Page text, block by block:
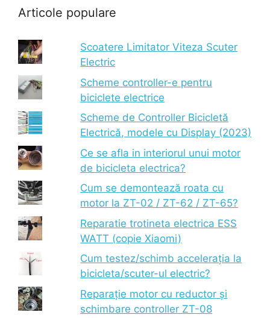
Articole populare
Scoatere Limitator Viteza Scuter
Electric
Scheme controller-e pentru
biciclete electrice
Scheme de Controller Bicicletă
Electrică, modele cu Display (2023)
Ce se afla in interiorul unui motor
de bicicleta electrica?
Cum se demontează roata cu
motor la ZT-02 / ZT-62 / ZT-65?
Reparatie trotineta electrica ESS
WATT (copie Xiaomi)
Cum testez/schimb accelerația la
bicicleta/scuter-ul electric?
Reparație motor cu reductor și
schimbare controller ZT-08